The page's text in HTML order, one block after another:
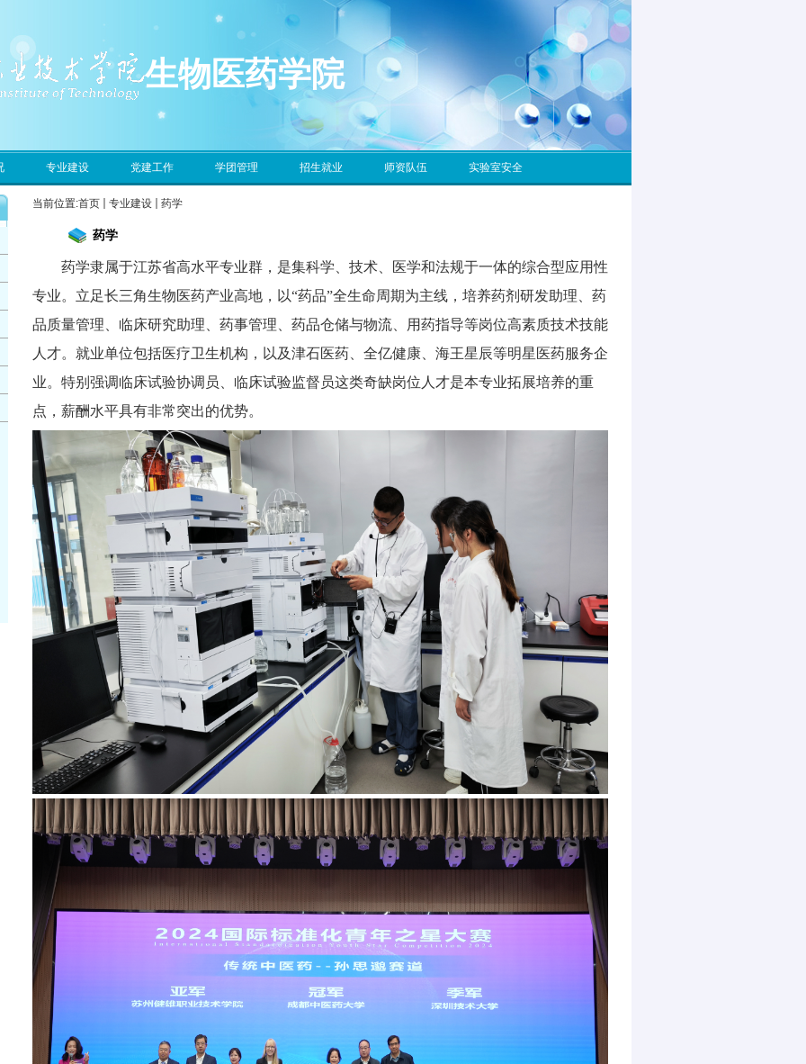
生物医药学院
专业建设 党建工作 学团管理 招生就业 师资队伍 实验室安全
当前位置:首页 专业建设 药学
药学
药学隶属于江苏省高水平专业群，是集科学、技术、医学和法规于一体的综合型应用性
专业。立足长三角生物医药产业高地，以“药品”全生命周期为主线，培养药剂研发助理、药
品质量管理、临床研究助理、药事管理、药品仓储与物流、用药指导等岗位高素质技术技能
人才。就业单位包括医疗卫生机构，以及津石医药、全亿健康、海王星辰等明星医药服务企
业。特别强调临床试验协调员、临床试验监督员这类奇缺岗位人才是本专业拓展培养的重
点，薪酬水平具有非常突出的优势。